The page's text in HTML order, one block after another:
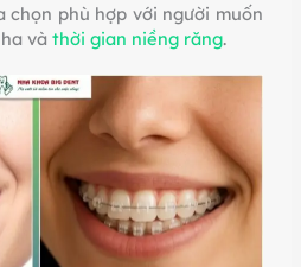
phù hợp với người muốn
vàthời gian niềng răng.